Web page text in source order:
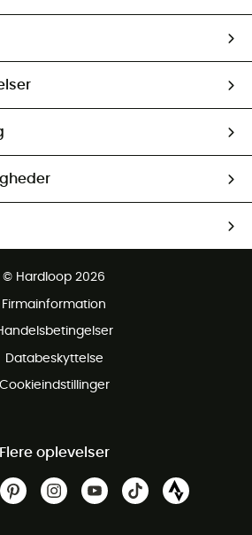
dage
© Hardloop 2026
Firmainformation
Databeskyttelse
Cookieindstillinger
Flere oplevelser